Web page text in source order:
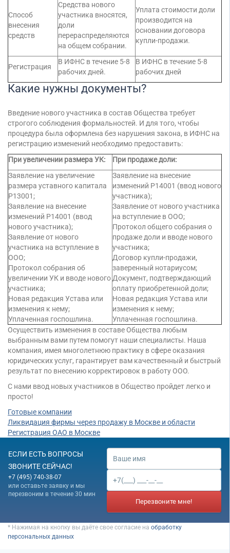
Способ
внесения
средств
Средства нового
участника вносятся,
доли
перераспределяются
на общем собрании.
Уплата стоимости доли
производится на
основании договора
купли-продажи.
Регистрация
В ИФНС в течение 5-8
рабочих дней.
В ИФНС в течение 5-8
рабочих дней
Какие нужны документы?
Введение нового участника в состав Общества требует
строгого соблюдения формальностей. И для того, чтобы
процедура была оформлена без нарушения закона, в ИФНС на
регистрацию изменений необходимо предоставить:
При увеличении размера УК:
При продаже доли:
Заявление на увеличение
размера уставного капитала
Р13001;
Заявление на внесение
изменений Р14001 (ввод
нового участника);
Заявление от нового
участника на вступление в
ООО;
Протокол собрания об
увеличении УК и вводе нового
участника;
Новая редакция Устава или
изменения к нему;
Уплаченная госпошлина.
Заявление на внесение
изменений Р14001 (ввод нового
участника);
Заявление от нового участника
на вступление в ООО;
Протокол общего собрания о
продаже доли и вводе нового
участника;
Договор купли-продажи,
заверенный нотариусом;
Документ, подтверждающий
оплату приобретенной доли;
Новая редакция Устава или
изменения к нему;
Уплаченная госпошлина.
Осуществить изменения в составе Общества любым
выбранным вами путем помогут наши специалисты. Наша
компания, имея многолетнюю практику в сфере оказания
юридических услуг, гарантирует вам качественный и быстрый
результат по внесению корректировок в работу ООО.
С нами ввод новых участников в Общество пройдет легко и
просто!
Готовые компании
Ликвидация фирмы через продажу в Москве и области
Регистрация ОАО в Москве
ЕСЛИ ЕСТЬ ВОПРОСЫ
ЗВОНИТЕ СЕЙЧАС!
+7 (495) 740-38-07
или оставьте заявку и мы
перезвоним в течение 30 мин
Перезвоните мне!
* Нажимая на кнопку вы даёте свое согласие на обработку
персональных данных